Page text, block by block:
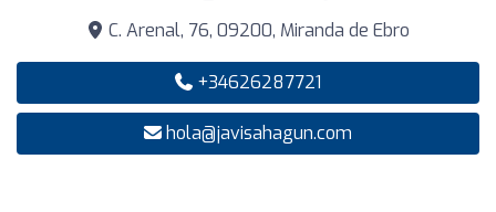
C. Arenal, 76, 09200, Miranda de Ebro
+34626287721
hola@javisahagun.com